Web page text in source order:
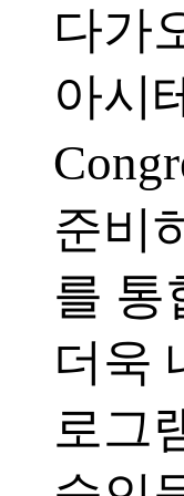
다가
아시
준비
를 통
더욱
로그